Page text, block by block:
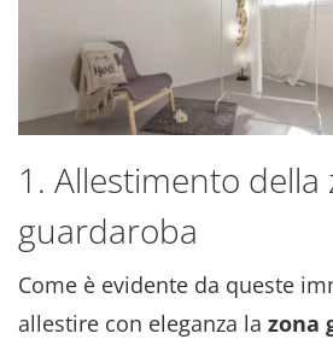
1. Allestimento della
guardaroba
Come è evidente da queste
allestire con eleganza la zona